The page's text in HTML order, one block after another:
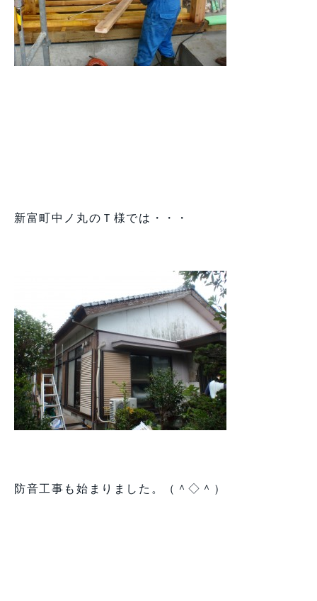
新富町中ノ丸のＴ様では・・・
防音工事も始まりました。（＾◇＾）